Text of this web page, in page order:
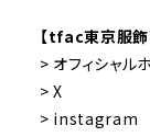
【tfac東京服飾
> オフィシャル
> X
> instagram